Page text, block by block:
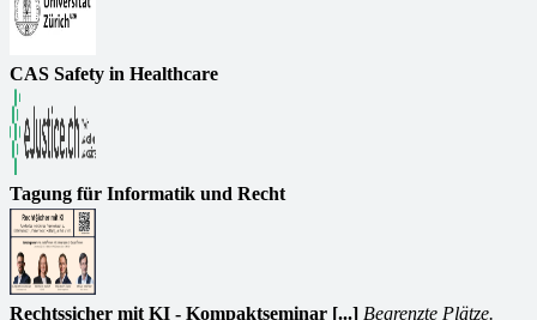
CAS Safety in Healthcare
Tagung für Informatik und Recht
Rechtssicher mit KI - Kompaktseminar [...] Begrenzte Plätze.